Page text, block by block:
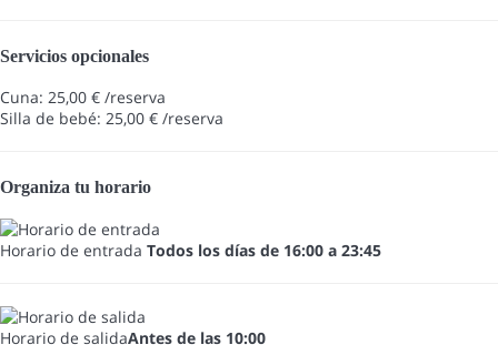
Servicios opcionales
Cuna: 25,00 € /reserva
Silla de bebé: 25,00 € /reserva
Organiza tu horario
Horario de entrada Todos los días de 16:00 a 23:45
Horario de salidaAntes de las 10:00